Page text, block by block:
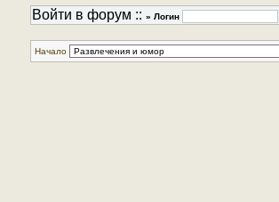
Войти в форум :: » Логин
Начало